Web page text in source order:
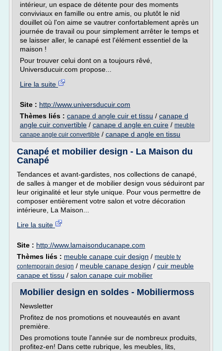
intérieur, un espace de détente pour des moments
conviviaux en famille ou entre amis, ou plutôt le nid
douillet où l'on aime se vautrer confortablement après un
journée de travail ou pour simplement arrêter le temps et
se laisser aller, le canapé est l'élément essentiel de la
maison !
Pour trouver celui dont on a toujours rêvé,
Universducuir.com propose...
Lire la suite
Site : http://www.universducuir.com
Thèmes liés : canape d angle cuir et tissu / canape d
angle cuir convertible / canape d angle en cuire / meuble
canape angle cuir convertible / canape d angle en tissu
Canapé et mobilier design - La Maison du
Canapé
Tendances et avant-gardistes, nos collections de canapé,
de salles à manger et de mobilier design vous séduiront par
leur originalité et leur style unique. Pour vous permettre de
composer entièrement votre salon et votre décoration
intérieure, La Maison...
Lire la suite
Site : http://www.lamaisonducanape.com
Thèmes liés : meuble canape cuir design / meuble tv
contemporain design / meuble canape design / cuir meuble
canape et tissu / salon canape cuir mobilier
Mobilier design en soldes - Mobiliermoss
Newsletter
Profitez de nos promotions et nouveautés en avant
première.
Des promotions toute l'année sur de nombreux produits,
profitez-en! Dans cette rubrique, les meubles, lits,